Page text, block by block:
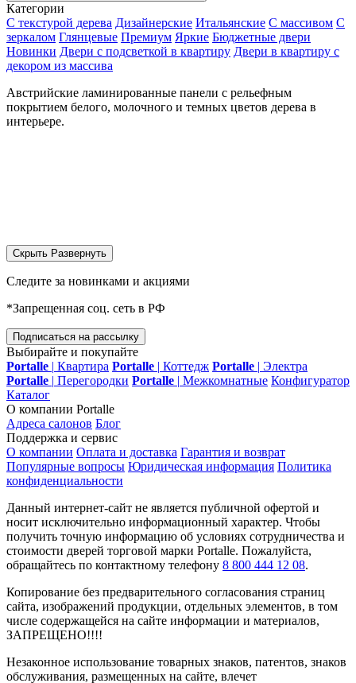
Категории
С текстурой дерева Дизайнерские Итальянские С массивом С
зеркалом Глянцевые Премиум Яркие Бюджетные двери
Новинки Двери с подсветкой в квартиру Двери в квартиру с
декором из массива
Австрийские ламинированные панели с рельефным
покрытием белого, молочного и темных цветов дерева в
интерьере.
Скрыть Развернуть
Следите за новинками и акциями
*Запрещенная соц. сеть в РФ
Подписаться на рассылку
Выбирайте и покупайте
Portalle | Квартира Portalle | Коттедж Portalle | Электра
Portalle | Перегородки Portalle | Межкомнатные Конфигуратор
Каталог
О компании Portalle
Адреса салонов Блог
Поддержка и сервис
О компании Оплата и доставка Гарантия и возврат
Популярные вопросы Юридическая информация Политика
конфиденциальности
Данный интернет-сайт не является публичной офертой и
носит исключительно информационный характер. Чтобы
получить точную информацию об условиях сотрудничества и
стоимости дверей торговой марки Portalle. Пожалуйста,
обращайтесь по контактному телефону 8 800 444 12 08.
Копирование без предварительного согласования страниц
сайта, изображений продукции, отдельных элементов, в том
числе содержащейся на сайте информации и материалов,
ЗАПРЕЩЕНО!!!!
Незаконное использование товарных знаков, патентов, знаков
обслуживания, размещенных на сайте, влечет